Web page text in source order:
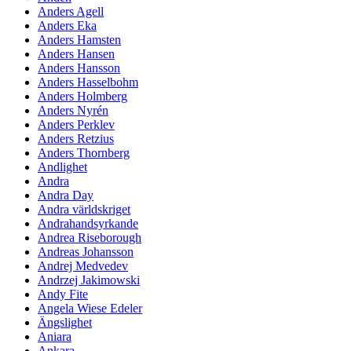
Anders Agell
Anders Eka
Anders Hamsten
Anders Hansen
Anders Hansson
Anders Hasselbohm
Anders Holmberg
Anders Nyrén
Anders Perklev
Anders Retzius
Anders Thornberg
Andlighet
Andra
Andra Day
Andra världskriget
Andrahandsyrkande
Andrea Riseborough
Andreas Johansson
Andrej Medvedev
Andrzej Jakimowski
Andy Fite
Angela Wiese Edeler
Ängslighet
Aniara